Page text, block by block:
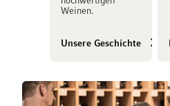
Weinen.
Unsere Geschichte